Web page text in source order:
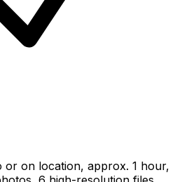
or on location, approx. 1 hour,